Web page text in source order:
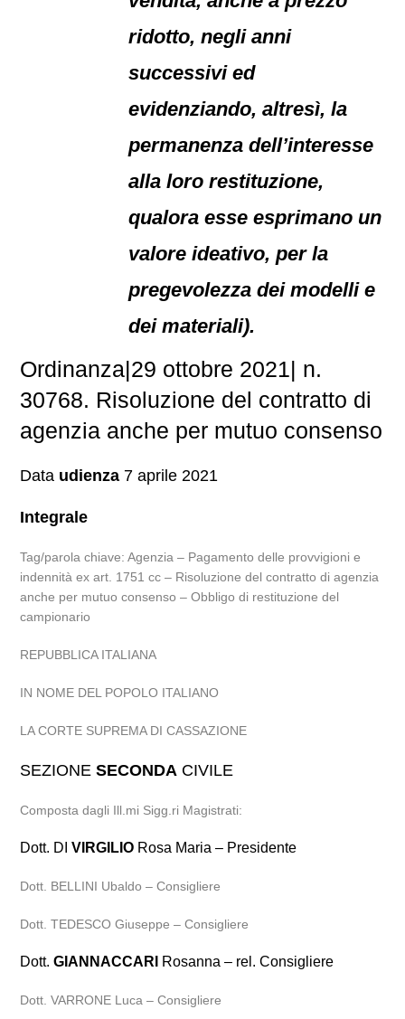
ridotto, negli anni
successivi ed
evidenziando, altresì, la
permanenza dell’interesse
alla loro restituzione,
qualora esse esprimano un
valore ideativo, per la
pregevolezza dei modelli e
dei materiali).
Ordinanza|29 ottobre 2021| n.
30768. Risoluzione del contratto di
agenzia anche per mutuo consenso
Data udienza 7 aprile 2021
Integrale
Tag/parola chiave: Agenzia – Pagamento delle provvigioni e
indennità ex art. 1751 cc – Risoluzione del contratto di agenzia
anche per mutuo consenso – Obbligo di restituzione del
campionario
REPUBBLICA ITALIANA
IN NOME DEL POPOLO ITALIANO
LA CORTE SUPREMA DI CASSAZIONE
SEZIONESECONDA CIVILE
Composta dagli Ill.mi Sigg.ri Magistrati:
Dott. DIVIRGILIO Rosa Maria – Presidente
Dott. BELLINI Ubaldo – Consigliere
Dott. TEDESCO Giuseppe – Consigliere
Dott.GIANNACCARI Rosanna – rel. Consigliere
Dott. VARRONE Luca – Consigliere